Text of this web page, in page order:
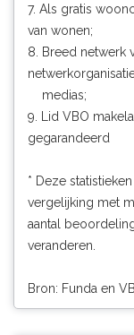
7. Als gratis
van wonen;
8. Breed netwerk
medias;
9. Lid VBO
gegarandeerd
* Deze
vergelijking met
aantal
veranderen.
Bron: Funda en